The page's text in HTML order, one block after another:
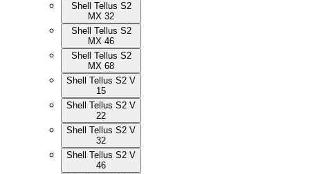
Shell Tellus S2
MX 32
Shell Tellus S2
MX 46
Shell Tellus S2
MX 68
Shell Tellus S2 V
15
Shell Tellus S2 V
22
Shell Tellus S2 V
32
Shell Tellus S2 V
46